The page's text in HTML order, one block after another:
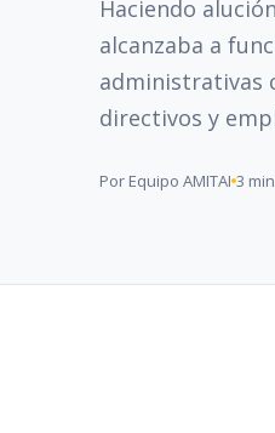
Haciendo
alcanzaba a
administrativas
directivos y
Por Equipo AMITAI 3